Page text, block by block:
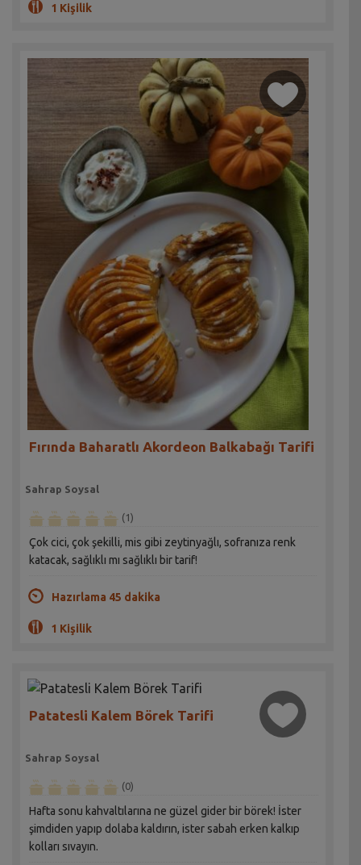
1 Kişilik
Fırında Baharatlı Akordeon Balkabağı Tarifi
Sahrap Soysal
(1)
Çok cici, çok şekilli, mis gibi zeytinyağlı, sofranıza renk
katacak, sağlıklı mı sağlıklı bir tarif!
Hazırlama 45 dakika
1 Kişilik
Patatesli Kalem Börek Tarifi
Sahrap Soysal
(0)
Hafta sonu kahvaltılarına ne güzel gider bir börek! İster
şimdiden yapıp dolaba kaldırın, ister sabah erken kalkıp
kolları sıvayın.